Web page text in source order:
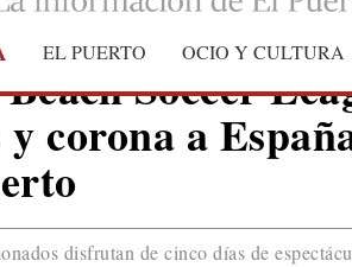
EL PUERTO OCIO Y CULTURA
Soccer
y corona a
disfrutan de cinco días de